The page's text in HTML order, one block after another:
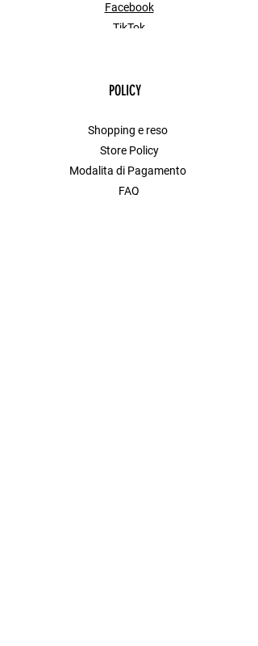
Facebook
TikTok
POLICY
Shopping e reso
Store Policy
Modalita di Pagamento
FAQ